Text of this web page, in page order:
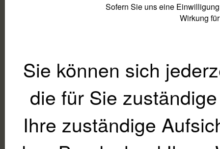
Sofern Sie uns eine
Wirkung
Sie können sich
die für Sie
Ihre zuständige